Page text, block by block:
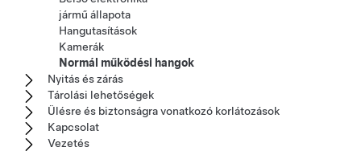
jármű állapota
Hangutasítások
Kamerák
Normál működési hangok
Nyitás és zárás
Tárolási lehetőségek
Ülésre és biztonságra vonatkozó korlátozások
Kapcsolat
Vezetés